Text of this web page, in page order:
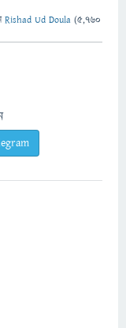
Rishad Ud Doula (5,760